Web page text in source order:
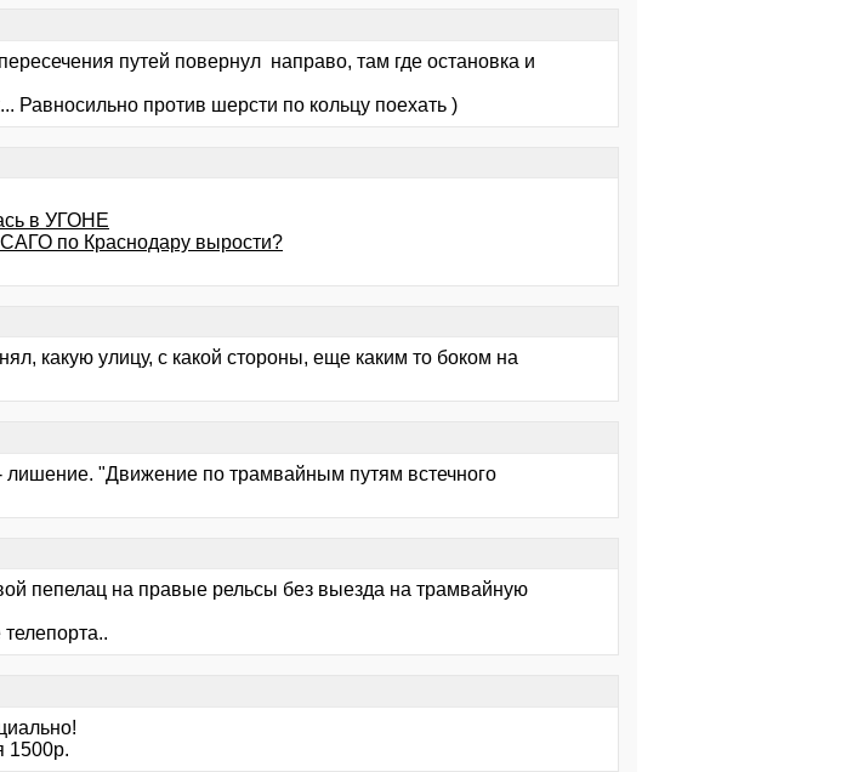
путей повернул направо, там где остановка и
Равносильно против шерсти по кольцу поехать )
в УГОНЕ
по Краснодару вырости?
какую улицу, с какой стороны, еще каким то боком на
"Движение по трамвайным путям встечного
пепелац на правые рельсы без выезда на трамвайную
1500р.